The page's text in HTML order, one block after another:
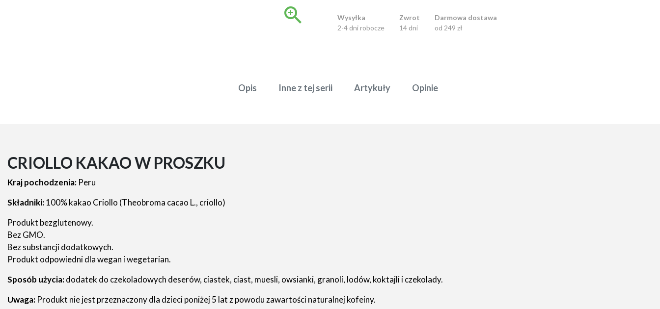

Wysyłka
2-4 dni robocze
Zwrot
14 dni
Darmowa dostawa
od 249 zł
Opis Inne z tej serii Artykuły Opinie
CRIOLLO KAKAO W PROSZKU
Kraj pochodzenia: Peru
Składniki:100% kakao Criollo (Theobroma cacao L., criollo)
Produkt bezglutenowy.
Bez GMO.
Bez substancji dodatkowych.
Produkt odpowiedni dla wegan i wegetarian.
Sposób użycia:dodatek do czekoladowych deserów, ciastek, ciast, muesli, owsianki, granoli, lodów, koktajli i czekolady.
Uwaga: Produkt nie jest przeznaczony dla dzieci poniżej 5 lat z powodu zawartości naturalnej kofeiny.